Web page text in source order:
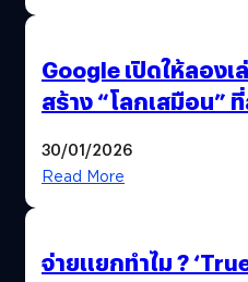
Google เปิดให้ลองเ
สร้าง “โลกเสมือน”
30/01/2026
Read More
จ่ายแยกทำไม ?